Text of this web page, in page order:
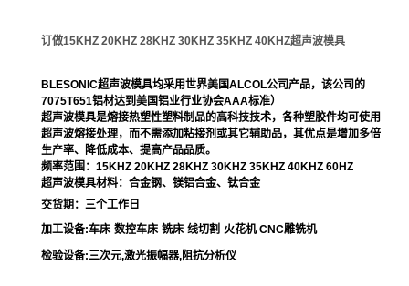
订做15KHZ 20KHZ 28KHZ 30KHZ 35KHZ 40KHZ超声波模具
BLESONIC超声波模具均采用世界美国ALCOL公司产品，该公司的
7075T651铝材达到美国铝业行业协会AAA标准）
超声波模具是熔接热塑性塑料制品的高科技技术，各种塑胶件均可使用
超声波熔接处理，而不需添加粘接剂或其它辅助品，其优点是增加多倍
生产率、降低成本、提高产品品质。
频率范围： 15KHZ 20KHZ 28KHZ 30KHZ 35KHZ 40KHZ 60HZ
超声波模具材料：合金钢、镁铝合金、钛合金
交货期：三个工作日
加工设备:车床 数控车床 铣床 线切割 火花机 CNC雕铣机
检验设备:三次元,激光振幅器,阻抗分析仪